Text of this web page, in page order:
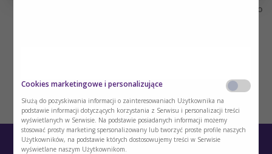
20:31 – znaczenie rehabilitacji ruchowej i adekwatnego
Cookies marketingowe i personalizujące
Służą do pozyskiwania informacji o zainteresowaniach Użytkownika na
podstawie informacji dotyczących korzystania z Serwisu i personalizacji treści
wyświetlanych w Serwisie. Na podstawie posiadanych informacji możemy
stosować prosty marketing spersonalizowany lub tworzyć proste profile naszych
Użytkowników, na podstawie których dostosowujemy treści w Serwisie
wyświetlane naszym Użytkownikom.